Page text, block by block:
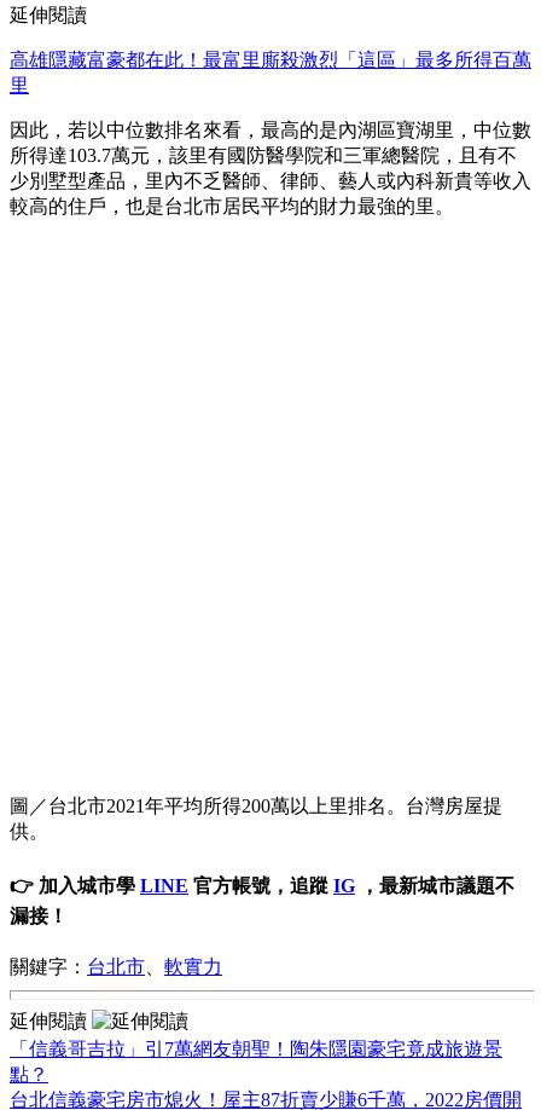
延伸閱讀
高雄隱藏富豪都在此！最富里廝殺激烈「這區」最多所得百萬
里
因此，若以中位數排名來看，最高的是內湖區寶湖里，中位數
所得達103.7萬元，該里有國防醫學院和三軍總醫院，且有不
少別墅型產品，里內不乏醫師、律師、藝人或內科新貴等收入
較高的住戶，也是台北市居民平均的財力最強的里。
圖／台北市2021年平均所得200萬以上里排名。台灣房屋提
供。
👉 加入城市學 LINE 官方帳號，追蹤 IG ，最新城市議題不
漏接！
關鍵字： 台北市 軟實力
延伸閱讀
「信義哥吉拉」引7萬網友朝聖！陶朱隱園豪宅竟成旅遊景
點？
台北信義豪宅房市熄火！屋主87折賣少賺6千萬，2022房價開